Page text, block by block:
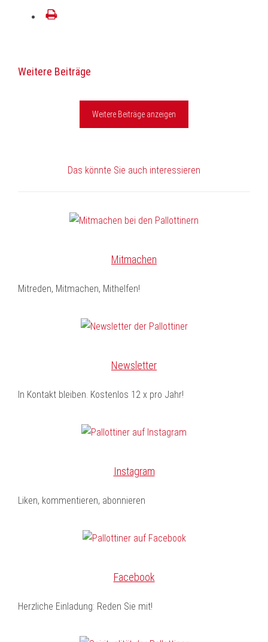
Weitere Beiträge
Weitere Beiträge anzeigen
Das könnte Sie auch interessieren
Mitmachen
Mitreden, Mitmachen, Mithelfen!
Newsletter
In Kontakt bleiben. Kostenlos 12 x pro Jahr!
Instagram
Liken, kommentieren, abonnieren
Facebook
Herzliche Einladung: Reden Sie mit!